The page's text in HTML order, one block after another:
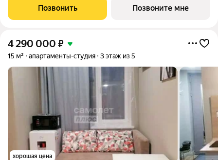
21,349%. Ставка от 0,1% в АО «Банк ДОМ.РФ», универсальная
лицензия Банка
Позвонить Позвоните мне
4 290 000 ₽
15 м² апартаменты-студия 3 этаж из 5
хорошая цена